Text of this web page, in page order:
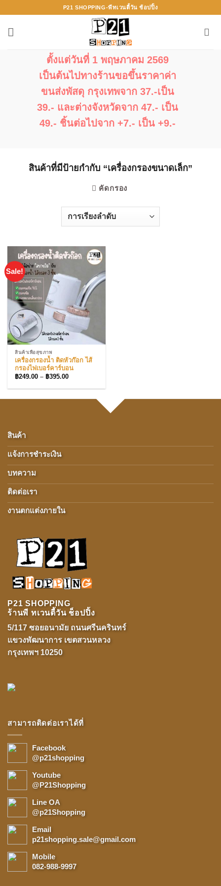
ไป
P21 SHOPPING-พีทเวนตี้วัน ช้อปปิ้ง
ตั้งแต่วันที่ 1 พฤษภาคม 2569
เป็นต้นไปทางร้านขอขึ้นราคาค่า
ขนส่งพัสดุ กรุงเทพจาก 37.-เป็น
39.- และต่างจังหวัดจาก 47.- เป็น
49.- ชิ้นต่อไปจาก +7.- เป็น +9.-
สินค้าที่มีป้ายกำกับ “เครื่องกรองขนาดเล็ก”
คัดกรอง
Sale!
สินค้าเพื่อสุขภาพ
เครื่องกรองน้ำ ติดหัวก๊อก ไส้
กรองไฟเบอร์คาร์บอน
฿249.00 – ฿395.00Price
฿249.00
฿395.00
P21 SHOPPING
ร้านพี ทเวนตี้วัน ช็อปปิ้ง
5/117 ซอยอนามัย ถนนศรีนครินทร์
แขวงพัฒนาการ เขตสวนหลวง
กรุงเทพฯ 10250
สินค้า
แจ้งการชำระเงิน
บทความ
ติดต่อเรา
งานตกแต่งภายใน
สามารถติดต่อเราได้ที่
Facebook
@p21shopping
Youtube
@P21Shopping
Line OA
@p21Shopping
Email
p21shopping.sale@gmail.com
Mobile
082-988-9997